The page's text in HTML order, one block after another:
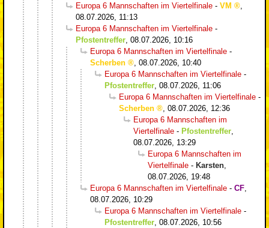
Europa 6 Mannschaften im Viertelfinale - VM
08.07.2026, 11:13
Europa 6 Mannschaften im Viertelfinale -
Pfostentreffer 08.07.2026, 10:16
Europa 6 Mannschaften im Viertelfinale -
Scherben
08.07.2026, 10:40
Europa 6 Mannschaften im Viertelfinale -
Pfostentreffer 08.07.2026, 11:06
Europa 6 Mannschaften im Viertelfinale -
Scherben
08.07.2026, 12:36
Europa 6 Mannschaften im
Viertelfinale - Pfostentreffer
08.07.2026, 13:29
Europa 6 Mannschaften im
Viertelfinale - Karsten
08.07.2026, 19:48
Europa 6 Mannschaften im Viertelfinale - CF
08.07.2026, 10:29
Europa 6 Mannschaften im Viertelfinale -
Pfostentreffer 08.07.2026, 10:56